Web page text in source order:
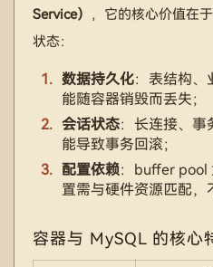
Service）
，它的核心价值在
状态：
数据持久化：表结构、
能随容器销毁而丢失；
会话状态：长连接、事
能导致事务回滚；
配置依赖：buffer pool
置需与硬件资源匹配，
容器与 MySQL 的核心